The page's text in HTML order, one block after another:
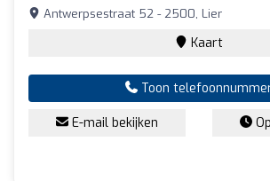
Antwerpsestraat 52 - 2500, Lier
Kaart
Toon
E-mail bekijken